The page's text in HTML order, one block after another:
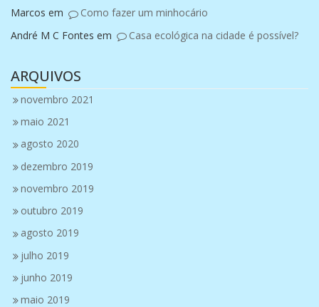
Marcos em
Como fazer um minhocário
André M C Fontes em Casa ecológica na cidade é possível?
ARQUIVOS
novembro 2021
maio 2021
agosto 2020
dezembro 2019
novembro 2019
outubro 2019
agosto 2019
julho 2019
junho 2019
maio 2019